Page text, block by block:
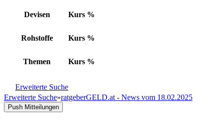
Devisen Kurs %
Rohstoffe Kurs %
Themen Kurs %
Erweiterte Suche
Erweiterte Suche»ratgeberGELD.at - News vom 18.02.2025
Push Mitteilungen